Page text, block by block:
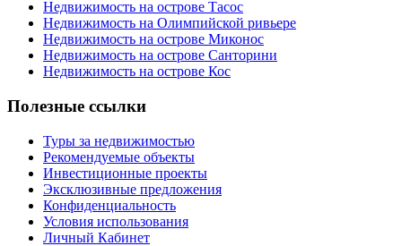
Недвижимость на острове Тасос
Недвижимость на Олимпийской ривьере
Недвижимость на острове Миконос
Недвижимость на острове Санторини
Недвижимость на острове Кос
Полезные ссылки
Туры за недвижимостью
Рекомендуемые объекты
Инвестиционные проекты
Эксклюзивные предложения
Конфиденциальность
Условия использования
Личный Кабинет